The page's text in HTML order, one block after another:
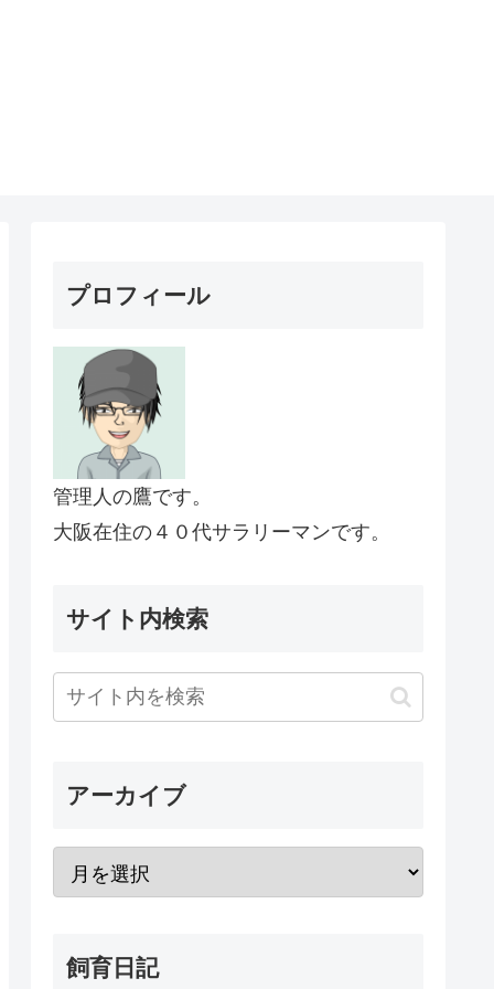
プロフィール
管理人の鷹です。
大阪在住の４０代サラリーマンです。
サイト内検索
アーカイブ
飼育日記